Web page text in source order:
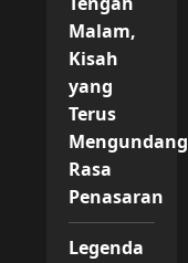
Malam,
Kisah
yang
Terus
Mengundang
Rasa
Penasaran
Legenda